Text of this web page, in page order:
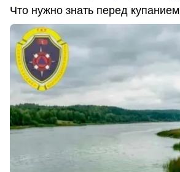
Что нужно знать перед купанием